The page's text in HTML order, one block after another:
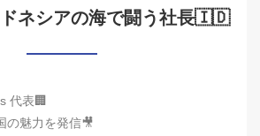
ネシアの海で闘う社長🇮🇩
代表🏢
の魅力を発信🎥